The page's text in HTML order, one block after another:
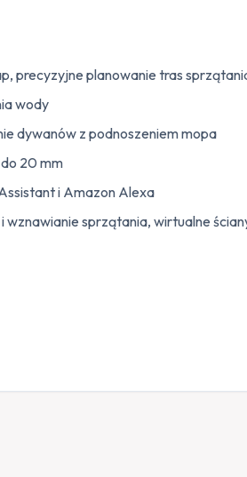
precyzyjne planowanie tras
wody
dywanów z podnoszeniem mopa
do 20 mm
i Amazon Alexa
sprzątania, wirtualne